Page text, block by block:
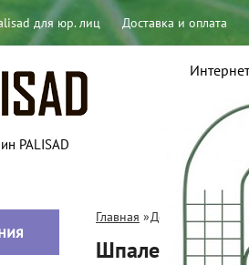
для юр. лиц Доставка и оплата
PALISAD
Юр. лица
Главная »Декоративные
Шпалера